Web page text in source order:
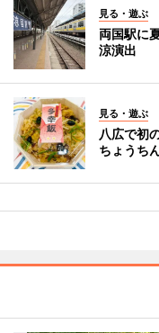
見る・遊ぶ
両国駅に
涼演出
見る・遊ぶ
八広で初
ちょうち